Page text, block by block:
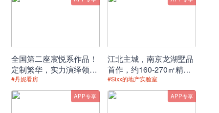
全国第二座宸悦系作品！
定制繁华，实力演绎领先
时代的生活范本！
#丹妮看房
江北主城，南京龙湖墅品
首作，约160-270㎡精妆
温泉叠墅，全城竞藏！
#Sixx的地产实验室
APP专享 APP专享